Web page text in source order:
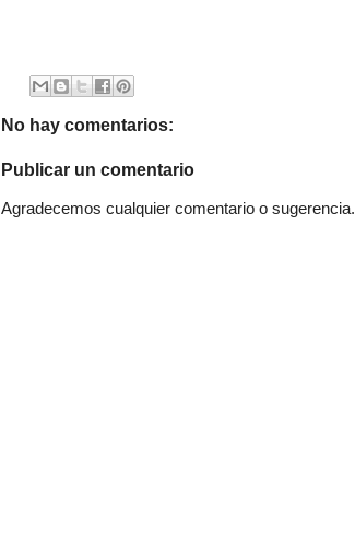
No hay comentarios:
Publicar un comentario
Agradecemos cualquier comentario o sugerencia.